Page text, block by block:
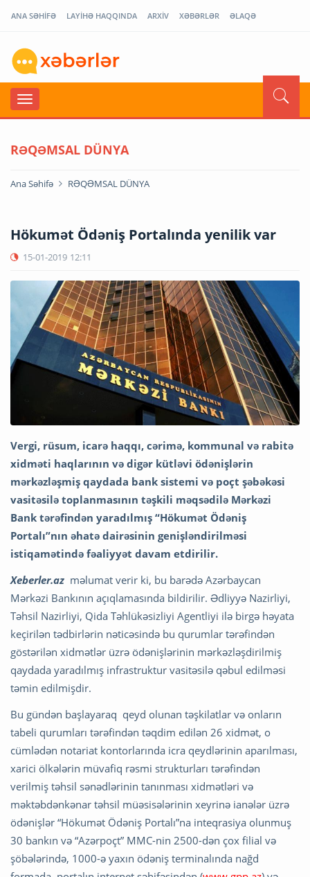
ANA SƏHİFƏ LAYİHƏ HAQQINDA ARXİV XƏBƏRLƏR ƏLAQƏ
RƏQƏMSAL DÜNYA
Ana Səhifə RƏQƏMSAL DÜNYA
Hökumət Ödəniş Portalında yenilik var
15-01-2019 12:11
Vergi, rüsum, icarə haqqı, cərimə, kommunal və rabitə
xidməti haqlarının və digər kütləvi ödənişlərin
mərkəzləşmiş qaydada bank sistemi və poçt şəbəkəsi
vasitəsilə toplanmasının təşkili məqsədilə Mərkəzi
Bank tərəfindən yaradılmış “Hökumət Ödəniş
Portalı”nın əhatə dairəsinin genişləndirilməsi
istiqamətində fəaliyyət davam etdirilir.
Xeberler.az məlumat verir ki, bu barədə Azərbaycan
Mərkəzi Bankının açıqlamasında bildirilir. Ədliyyə Nazirliyi,
Təhsil Nazirliyi, Qida Təhlükəsizliyi Agentliyi ilə birgə həyata
keçirilən tədbirlərin nəticəsində bu qurumlar tərəfindən
göstərilən xidmətlər üzrə ödənişlərinin mərkəzləşdirilmiş
qaydada yaradılmış infrastruktur vasitəsilə qəbul edilməsi
təmin edilmişdir.
Bu gündən başlayaraq qeyd olunan təşkilatlar və onların
tabeli qurumları tərəfindən təqdim edilən 26 xidmət, o
cümlədən notariat kontorlarında icra qeydlərinin aparılması,
xarici ölkələrin müvafiq rəsmi strukturları tərəfindən
verilmiş təhsil sənədlərinin tanınması xidmətləri və
məktəbdənkənar təhsil müəsisələrinin xeyrinə ianələr üzrə
ödənişlər “Hökumət Ödəniş Portalı”na inteqrasiya olunmuş
30 bankın və “Azərpoçt” MMC-nin 2500-dən çox filial və
şöbələrində, 1000-ə yaxın ödəniş terminalında nağd